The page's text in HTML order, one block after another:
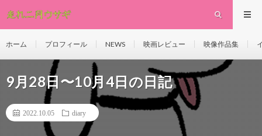
ホーム プロフィール NEWS 映画レビュー 映像作品集
9月28日〜10月4日の日記
2022.10.05 diary